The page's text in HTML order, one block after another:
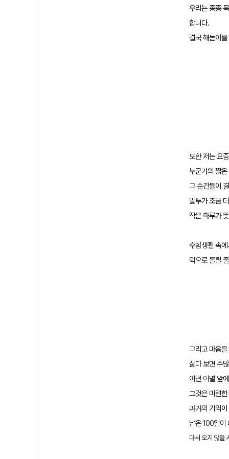
우리는 종종
합니다.
결국 해돋이
또한 저는 요즘
누군가의 짧
그 순간들이
말투가 조금
작은 하루가
수험생활 속
덕으로 돌릴
그리고 마음
살다 보면 수
어떤 이별 앞
그것은 미련
과거의 기억
남은100일이
다시 오지 않을